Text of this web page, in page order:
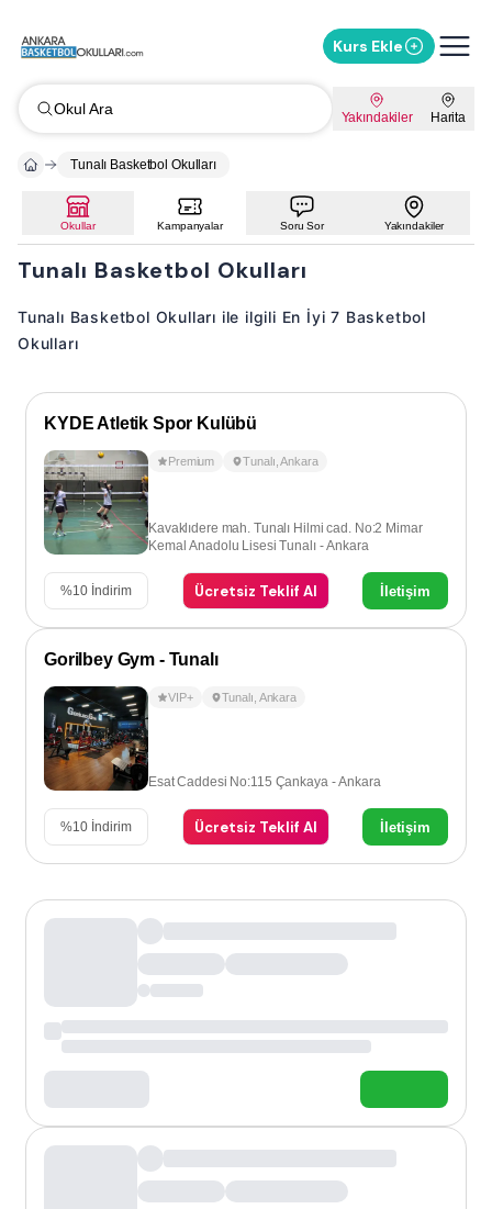
Kurs Ekle
Okul Ara Yakındakiler Harita
Tunalı Basketbol Okulları
Okullar Kampanyalar Soru Sor Yakındakiler
Tunalı Basketbol Okulları
Tunalı Basketbol Okulları ile ilgili En İyi 7 Basketbol
Okulları
KYDE Atletik Spor Kulübü
Premium Tunalı ,Ankara
Kavaklıdere mah. Tunalı Hilmi cad. No:2 Mimar
Kemal Anadolu Lisesi Tunalı - Ankara
%10 İndirim Ücretsiz Teklif Al İletişim
Gorilbey Gym - Tunalı
VIP+ Tunalı Ankara
Esat Caddesi No:115 Çankaya - Ankara
%10 İndirim Ücretsiz Teklif Al İletişim